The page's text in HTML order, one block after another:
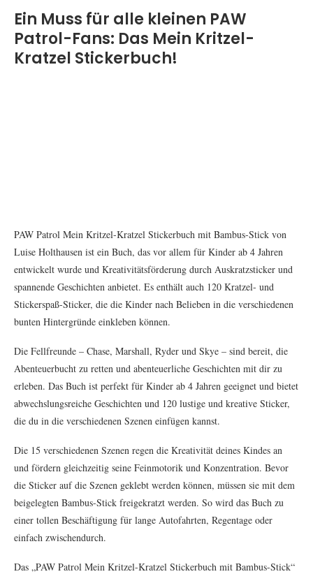
Ein Muss für alle kleinen PAW
Patrol-Fans: Das Mein Kritzel-
Kratzel Stickerbuch!
PAW Patrol Mein Kritzel-Kratzel Stickerbuch mit Bambus-Stick von
Luise Holthausen ist ein Buch, das vor allem für Kinder ab 4 Jahren
entwickelt wurde und Kreativitätsförderung durch Auskratzsticker und
spannende Geschichten anbietet. Es enthält auch 120 Kratzel- und
Stickerspaß-Sticker, die die Kinder nach Belieben in die verschiedenen
bunten Hintergründe einkleben können.
Die Fellfreunde – Chase, Marshall, Ryder und Skye – sind bereit, die
Abenteuerbucht zu retten und abenteuerliche Geschichten mit dir zu
erleben. Das Buch ist perfekt für Kinder ab 4 Jahren geeignet und bietet
abwechslungsreiche Geschichten und 120 lustige und kreative Sticker,
die du in die verschiedenen Szenen einfügen kannst.
Die 15 verschiedenen Szenen regen die Kreativität deines Kindes an
und fördern gleichzeitig seine Feinmotorik und Konzentration. Bevor
die Sticker auf die Szenen geklebt werden können, müssen sie mit dem
beigelegten Bambus-Stick freigekratzt werden. So wird das Buch zu
einer tollen Beschäftigung für lange Autofahrten, Regentage oder
einfach zwischendurch.
Das „PAW Patrol Mein Kritzel-Kratzel Stickerbuch mit Bambus-Stick“